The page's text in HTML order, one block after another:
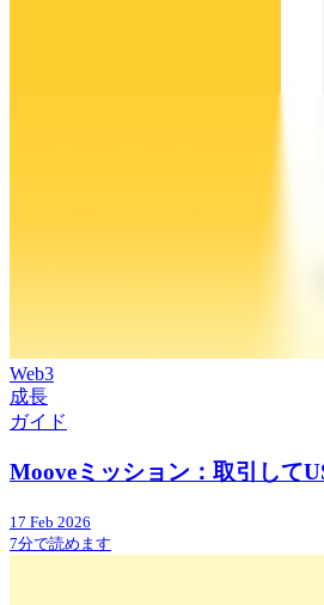
Web3
成長
ガイド
Mooveミッション：取引して
17 Feb 2026
7分で読めます